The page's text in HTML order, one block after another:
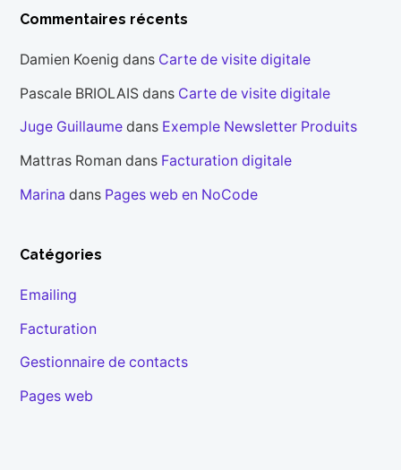
Commentaires récents
Damien Koenig dans Carte de visite digitale
Pascale BRIOLAIS dans Carte de visite digitale
Juge Guillaume dans Exemple Newsletter Produits
Mattras Roman dans Facturation digitale
Marina dans Pages web en NoCode
Catégories
Emailing
Facturation
Gestionnaire de contacts
Pages web